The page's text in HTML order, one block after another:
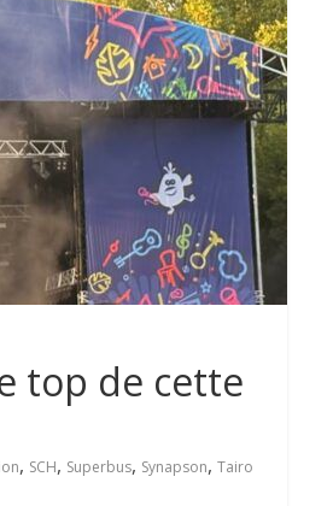
top de cette
, SCH, Superbus, Synapson, Tairo